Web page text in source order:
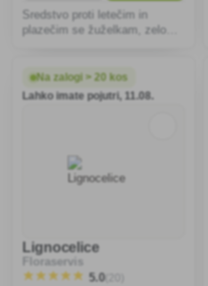
Sredstvo proti letečim in
plazečim se žuželkam, zelo
Na zalogi > 20 kos
Lahko imate pojutri, 11.08.
Lignocelice
Floraservis
5.0(20)